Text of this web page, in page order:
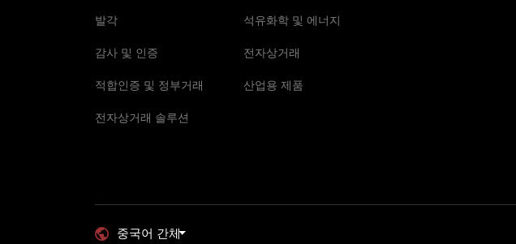
발각
감사 및 인증
적합인증 및 정부거래
전자상거래 솔루션
석유화학 및 에너지
전자상거래
산업용 제품
중국어 간체